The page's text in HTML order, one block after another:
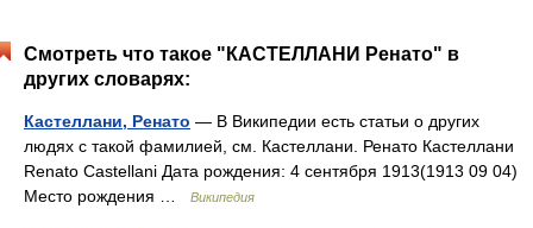
Смотреть что такое "КАСТЕЛЛАНИ Ренато" в
других словарях:
Кастеллани, Ренато — В Википедии есть статьи о других
людях с такой фамилией, см. Кастеллани. Ренато Кастеллани
Renato Castellani Дата рождения: 4 сентября 1913(1913 09 04)
Место рождения …
Википедия